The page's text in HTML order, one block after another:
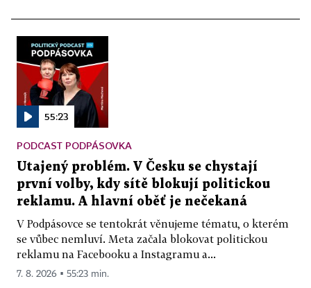
55:23
PODCAST PODPÁSOVKA
Utajený problém. V Česku se chystají
první volby, kdy sítě blokují politickou
reklamu. A hlavní oběť je nečekaná
V Podpásovce se tentokrát věnujeme tématu, o kterém
se vůbec nemluví. Meta začala blokovat politickou
reklamu na Facebooku a Instagramu a...
7. 8. 2026 ▪ 55:23 min.